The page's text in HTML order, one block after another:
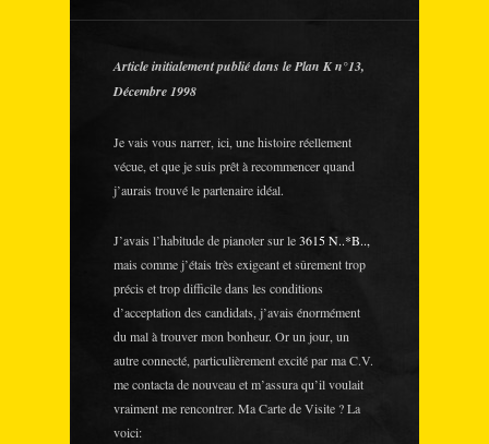
Article initialement publié dans le Plan K n°13,
Décembre 1998
Je vais vous narrer, ici, une histoire réellement
vécue, et que je suis prêt à recommencer quand
j’aurais trouvé le partenaire idéal.
J’avais l’habitude de pianoter sur le3615 N..*B..,
mais comme j’étais très exigeant et sûrement trop
précis et trop difficile dans les conditions
d’acceptation des candidats, j’avais énormément
du mal à trouver mon bonheur. Or un jour, un
autre connecté, particulièrement excité par ma C.V.
me contacta de nouveau et m’assura qu’il voulait
vraiment me rencontrer. Ma Carte de Visite ? La
voici: